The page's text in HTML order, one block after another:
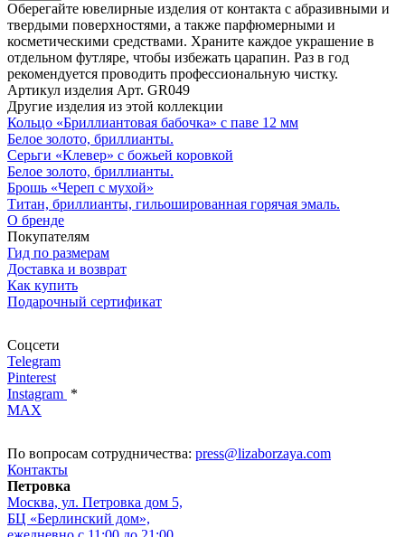
Оберегайте ювелирные изделия от контакта с абразивными и
твердыми поверхностями, а также парфюмерными и
косметическими средствами. Храните каждое украшение в
отдельном футляре, чтобы избежать царапин. Раз в год
рекомендуется проводить профессиональную чистку.
Артикул изделия Арт. GR049
Другие изделия из этой коллекции
Кольцо «Бриллиантовая бабочка» с паве 12 мм
Белое золото, бриллианты.
Серьги «Клевер» с божьей коровкой
Белое золото, бриллианты.
Брошь «Череп с мухой»
Титан, бриллианты, гильошированная горячая эмаль.
О бренде
Покупателям
Гид по размерам
Доставка и возврат
Как купить
Подарочный сертификат
Соцсети
Telegram
Pinterest
Instagram *
MAX
По вопросам сотрудничества: press@lizaborzaya.com
Контакты
Петровка
Москва, ул. Петровка дом 5,
БЦ «Берлинский дом»,